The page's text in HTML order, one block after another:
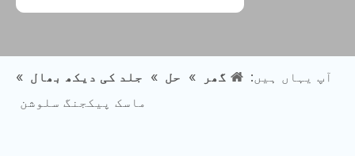
آپ یہاں ہیں: گھر » حل » جلد کی دیکھ بھال »
ماسک پیکجنگ سلوشن